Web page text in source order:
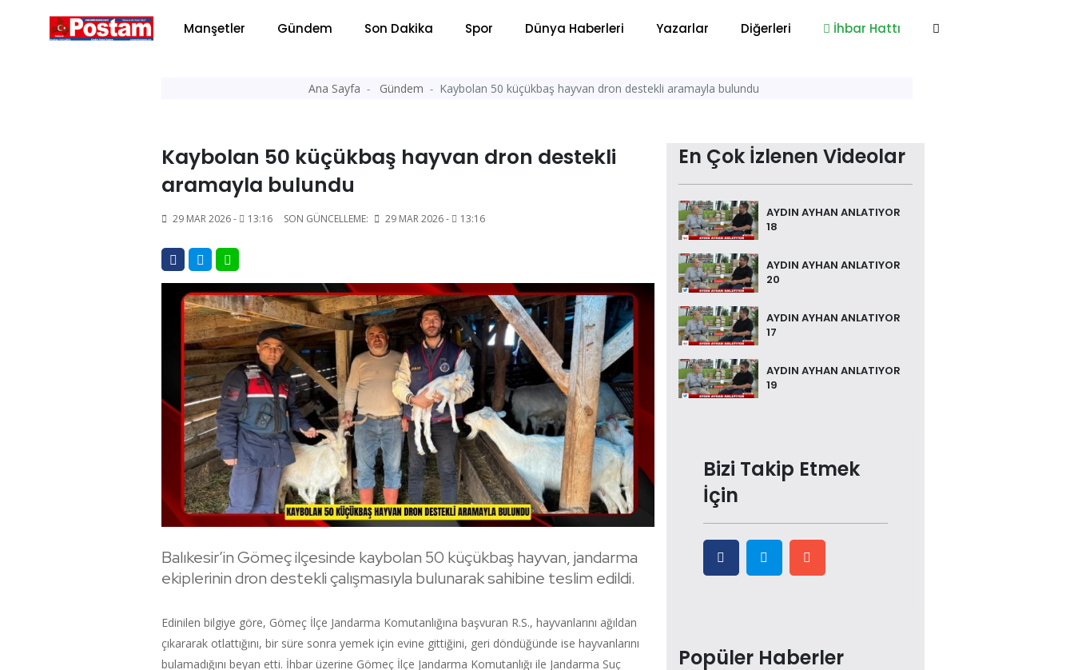
Manşetler Gündem Son Dakika Spor Dünya Haberleri Yazarlar Diğerleri İhbar Hattı
Ana Sayfa Gündem Kaybolan 50 küçükbaş hayvan dron destekli aramayla bulundu
Kaybolan 50 küçükbaş hayvan dron destekli
aramayla bulundu
29 MAR 2026 - 13:16 SON GÜNCELLEME: 29 MAR 2026 - 13:16
Balıkesir’in Gömeç ilçesinde kaybolan 50 küçükbaş hayvan, jandarma
ekiplerinin dron destekli çalışmasıyla bulunarak sahibine teslim edildi.
Edinilen bilgiye göre, Gömeç İlçe Jandarma Komutanlığına başvuran R.S., hayvanlarını ağıldan
çıkararak otlattığını, bir süre sonra yemek için evine gittiğini, geri döndüğünde ise hayvanlarını
bulamadığını beyan etti. İhbar üzerine Gömeç İlçe Jandarma Komutanlığı ile Jandarma Suç
En Çok İzlenen Videolar
AYDIN AYHAN ANLATIYOR
18
AYDIN AYHAN ANLATIYOR
20
AYDIN AYHAN ANLATIYOR
17
AYDIN AYHAN ANLATIYOR
19
Bizi Takip Etmek
İçin
Popüler Haberler